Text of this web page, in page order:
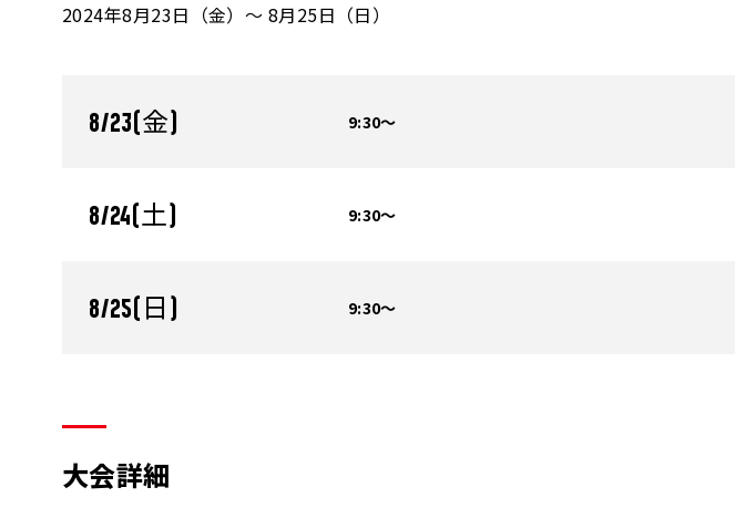
2024年8月23日（金）～ 8月25日（日）
8/23(金) 9:30～
8/24(土) 9:30～
8/25(日) 9:30～
大会詳細